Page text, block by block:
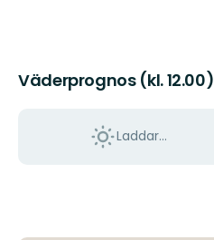
Väderprognos (kl. 12.00)
Laddar...